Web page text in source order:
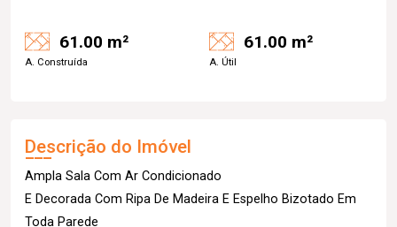
61.00 m²
A. Construída
61.00 m²
A. Útil
Descrição do Imóvel
Ampla Sala Com Ar Condicionado
E Decorada Com Ripa De Madeira E Espelho Bizotado Em
Toda Parede